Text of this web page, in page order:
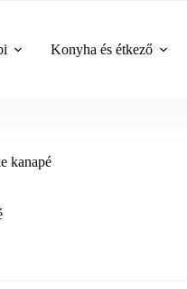
Konyha és étkező
kanapé